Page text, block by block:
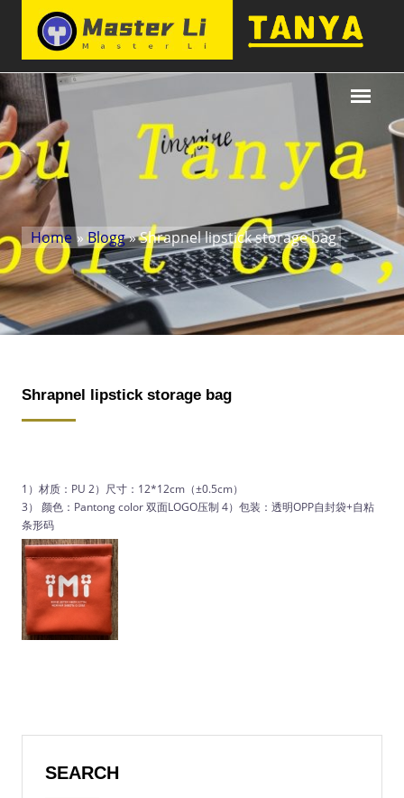
Home »Blogg» Shrapnel lipstick storage bag
Shrapnel lipstick storage bag
1）材质：PU 2）尺寸：12*12cm（±0.5cm）
3） 颜色：Pantong color 双面LOGO压制 4）包装：透明OPP自封袋+自粘
条形码
SEARCH